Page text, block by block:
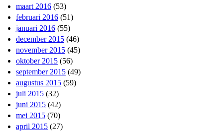
maart 2016 (53)
februari 2016 (51)
januari 2016 (55)
december 2015 (46)
november 2015 (45)
oktober 2015 (56)
september 2015 (49)
augustus 2015 (59)
juli 2015 (32)
juni 2015 (42)
mei 2015 (70)
april 2015 (27)